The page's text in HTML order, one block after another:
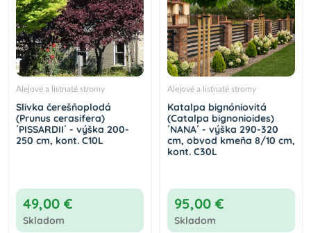
Alejové a listnaté stromy
Slivka čerešňoplodá
(Prunus cerasifera)
´PISSARDII´ - výška 200-
250 cm, kont. C10L
49,00 €
Skladom
Alejové a listnaté stromy
Katalpa bignóniovitá
(Catalpa bignonioides)
´NANA´ - výška 290-320
cm, obvod kmeňa 8/10 cm,
kont. C30L
95,00 €
Skladom